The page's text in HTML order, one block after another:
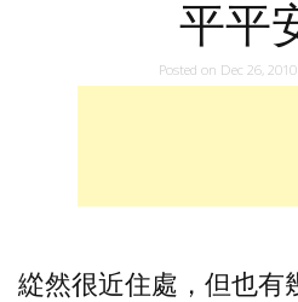
平平
Posted on Dec 26, 2010
緃然很近住處，但也有